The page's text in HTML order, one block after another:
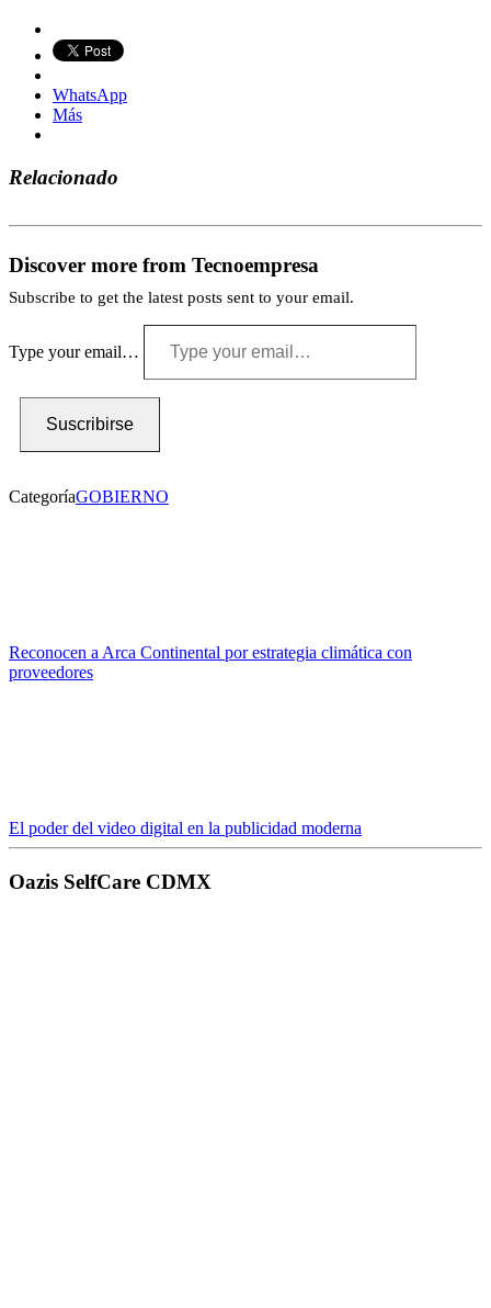
WhatsApp
Más
Relacionado
Discover more from Tecnoempresa
Subscribe to get the latest posts sent to your email.
Type your email…
Suscribirse
CategoríaGOBIERNO
Reconocen a Arca Continental por estrategia climática con
proveedores
El poder del video digital en la publicidad moderna
Oazis SelfCare CDMX